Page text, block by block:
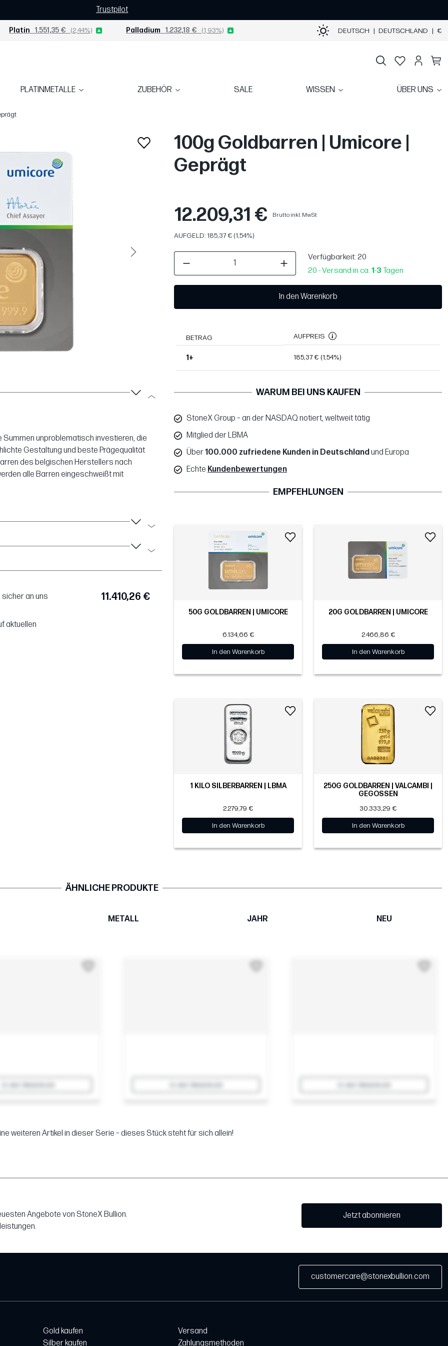
Trustpilot
Platin 1.551,35 € (2,44%) Palladium 1.232,18 € (1,93%) DEUTSCH | DEUTSCHLAND | €
PLATINMETALLE ZUBEHÖR SALE WISSEN ÜBER UNS
Weiter
100g Goldbarren | Umicore |
Geprägt
12.209,31 € Brutto inkl. MwSt
AUFGELD: 185,37 € (1,54%)
Verfügbarkeit: 20
20 - Versand in ca. 1-3 Tagen
In den Warenkorb
BETRAG AUFPREIS
1+ 185,37 € (1,54%)
Summen unproblematisch investieren, die
Gestaltung und beste Prägequalität
des belgischen Herstellers nach
alle Barren eingeschweißt mit
11.410,26 €
sicher an uns
aktuellen
WARUM BEI UNS KAUFEN
StoneX Group – an der NASDAQ notiert, weltweit tätig
Mitglied der LBMA
Über100.000 zufriedene Kunden in Deutschlandund Europa
Echte Kundenbewertungen
EMPFEHLUNGEN
50G GOLDBARREN | UMICORE
6.134,66 €
In den Warenkorb
20G GOLDBARREN | UMICORE
2.466,86 €
In den Warenkorb
1 KILO SILBERBARREN | LBMA
2.279,79 €
In den Warenkorb
250G GOLDBARREN | VALCAMBI |
GEGOSSEN
30.333,29 €
In den Warenkorb
ÄHNLICHE PRODUKTE
METALL JAHR NEU
weiteren Artikel in dieser Serie – dieses Stück steht für sich allein!
Angebote von StoneX Bullion.
Jetzt abonnieren
customercare@stonexbullion.com
Gold kaufen
Silber kaufen
Versand
Zahlungsmethoden